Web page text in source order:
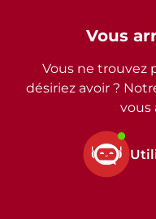
Vous
Vous ne trouvez
désiriez avoir ?
vous